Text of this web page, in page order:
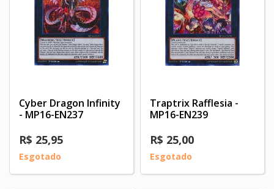
Cyber Dragon Infinity
- MP16-EN237
R$ 25,95
Esgotado
Traptrix Rafflesia -
MP16-EN239
R$ 25,00
Esgotado